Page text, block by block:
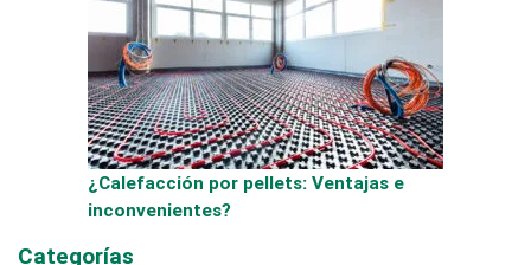
¿Calefacción por pellets: Ventajas e
inconvenientes?
Categorías